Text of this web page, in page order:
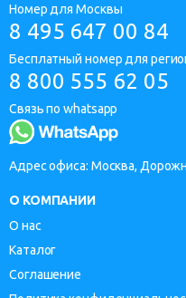
Номер для Москвы
8 495 647 00 84
Бесплатный номер для
8 800 555 62 05
Связь по whatsapp
Адрес офиса: Москва,
О КОМПАНИИ
О нас
Каталог
Соглашение